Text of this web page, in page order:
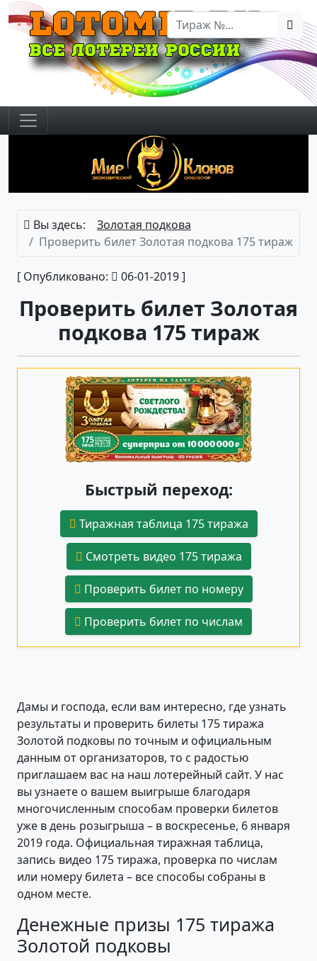
Вы здесь:
Золотая подкова
Проверить билет Золотая подкова 175 тираж
[ Опубликовано: 06-01-2019 ]
Проверить билет Золотая
подкова 175 тираж
Быстрый переход:
Тиражная таблица 175 тиража
Смотреть видео 175 тиража
Проверить билет по номеру
Проверить билет по числам
Дамы и господа, если вам интересно, где узнать
результаты и проверить билеты 175 тиража
Золотой подковы по точным и официальным
данным от организаторов, то с радостью
приглашаем вас на наш лотерейный сайт. У нас
вы узнаете о вашем выигрыше благодаря
многочисленным способам проверки билетов
уже в день розыгрыша – в воскресенье, 6 января
2019 года. Официальная тиражная таблица,
запись видео 175 тиража, проверка по числам
или номеру билета – все способы собраны в
одном месте.
Денежные призы 175 тиража
Золотой подковы